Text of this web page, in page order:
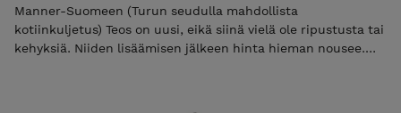
Manner-Suomeen (Turun seudulla mahdollista
kotiinkuljetus) Teos on uusi, eikä siinä vielä ole ripustusta tai
kehyksiä. Niiden lisäämisen jälkeen hinta hieman nousee.